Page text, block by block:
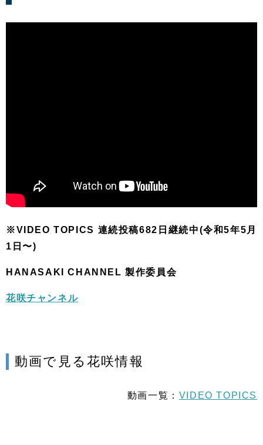
※VIDEO TOPICS 連続投稿682日継続中(令和5年5月
1日〜)
HANASAKI CHANNEL 製作委員会
花咲チャンネル
動画で見る花咲情報
動画一覧： VIDEO TOPICS